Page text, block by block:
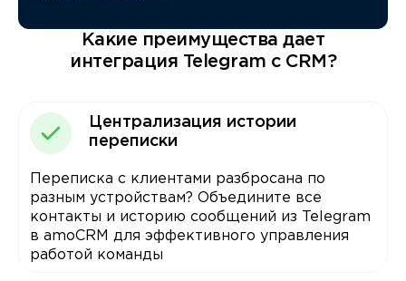
Какие преимущества дает
интеграция Telegram с CRM?
Централизация истории
переписки
Переписка с клиентами разбросана по
разным устройствам? Объедините все
контакты и историю сообщений из Telegram
в amoCRM для эффективного управления
работой команды